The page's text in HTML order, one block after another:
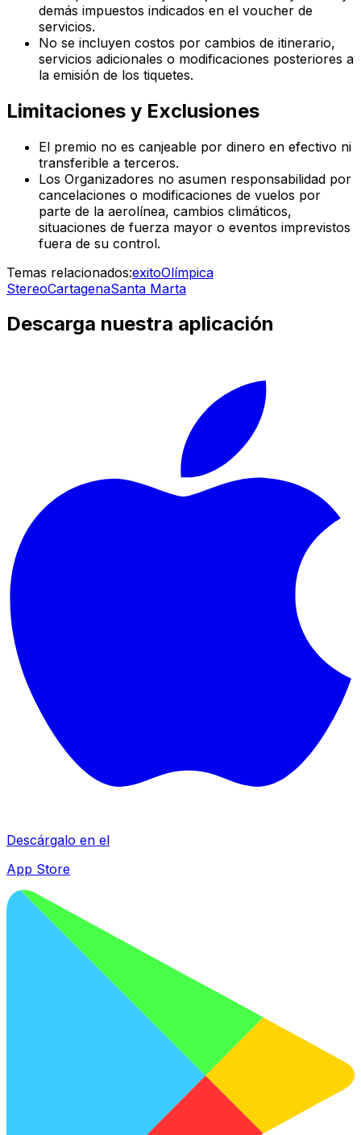
demás impuestos indicados en el voucher de
servicios.
No se incluyen costos por cambios de itinerario,
servicios adicionales o modificaciones posteriores a
la emisión de los tiquetes.
Limitaciones y Exclusiones
El premio no es canjeable por dinero en efectivo ni
transferible a terceros.
Los Organizadores no asumen responsabilidad por
cancelaciones o modificaciones de vuelos por
parte de la aerolínea, cambios climáticos,
situaciones de fuerza mayor o eventos imprevistos
fuera de su control.
Temas relacionados:exitoOlímpica
StereoCartagenaSanta Marta
Descarga nuestra aplicación
Descárgalo en el
App Store